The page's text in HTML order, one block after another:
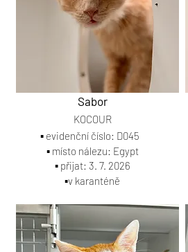
Sabor
▪️ evidenční číslo: D045
▪️ místo nálezu: Egypt
▪️ přijat: 3. 7. 2026
▪️v karanténě
KOCOUR